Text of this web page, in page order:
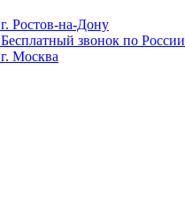
г. Ростов-на-Дону
Бесплатный звонок по России
г. Москва